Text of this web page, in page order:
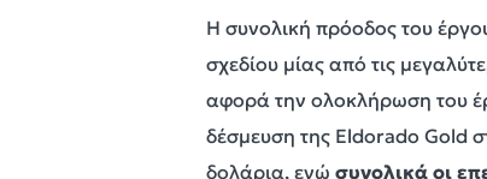
Η συνολική πρόοδος του
σχεδίου μίας από τις
αφορά την ολοκλήρωση του
δέσμευση της Eldorado Gold
δολάρια, ενώ συνολικά οι